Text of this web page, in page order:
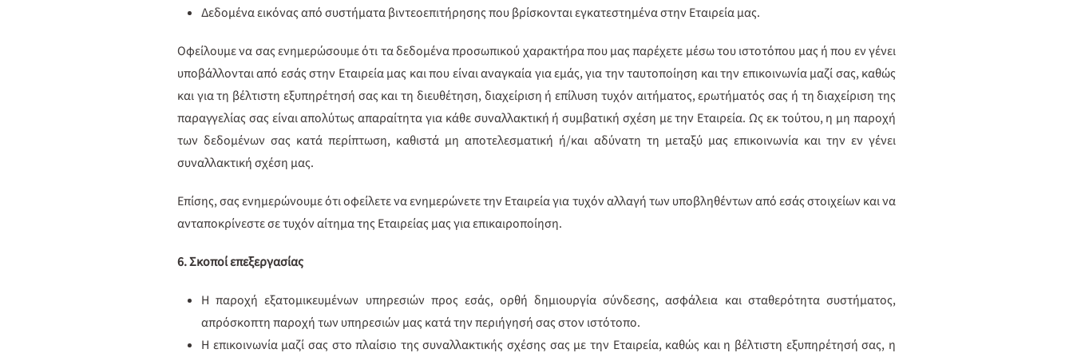
Δεδομένα εικόνας από συστήματα βιντεοεπιτήρησης που βρίσκονται εγκατεστημένα στην Εταιρεία μας.
Οφείλουμε να σας ενημερώσουμε ότι τα δεδομένα προσωπικού χαρακτήρα που μας παρέχετε μέσω του ιστοτόπου μας ή που εν γένει
υποβάλλονται από εσάς στην Εταιρεία μας και που είναι αναγκαία για εμάς, για την ταυτοποίηση και την επικοινωνία μαζί σας, καθώς
και για τη βέλτιστη εξυπηρέτησή σας και τη διευθέτηση, διαχείριση ή επίλυση τυχόν αιτήματος, ερωτήματός σας ή τη διαχείριση της
παραγγελίας σας είναι απολύτως απαραίτητα για κάθε συναλλακτική ή συμβατική σχέση με την Εταιρεία. Ως εκ τούτου, η μη παροχή
των δεδομένων σας κατά περίπτωση, καθιστά μη αποτελεσματική ή/και αδύνατη τη μεταξύ μας επικοινωνία και την εν γένει
συναλλακτική σχέση μας.
Επίσης, σας ενημερώνουμε ότι οφείλετε να ενημερώνετε την Εταιρεία για τυχόν αλλαγή των υποβληθέντων από εσάς στοιχείων και να
ανταποκρίνεστε σε τυχόν αίτημα της Εταιρείας μας για επικαιροποίηση.
6. Σκοποί επεξεργασίας
H παροχή εξατομικευμένων υπηρεσιών προς εσάς, ορθή δημιουργία σύνδεσης, ασφάλεια και σταθερότητα συστήματος,
απρόσκοπτη παροχή των υπηρεσιών μας κατά την περιήγησή σας στον ιστότοπο.
Η επικοινωνία μαζί σας στο πλαίσιο της συναλλακτικής σχέσης σας με την Εταιρεία, καθώς και η βέλτιστη εξυπηρέτησή σας, η